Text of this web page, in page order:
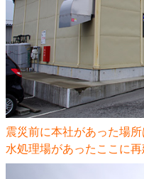
震災前に本社があった場
水処理場があったここに再